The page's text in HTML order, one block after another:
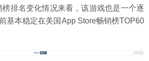
排名变化情况来看，该游戏也是一个逐
基本稳定在美国App Store畅销榜TOP60